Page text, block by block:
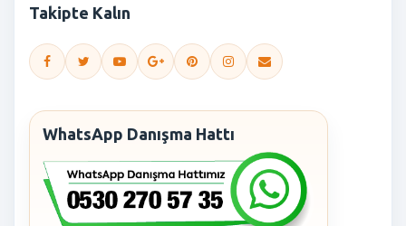
Takipte Kalın
WhatsApp Danışma Hattı